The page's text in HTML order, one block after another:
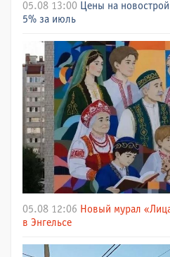
05.08 13:00 Цены на
5% за июль
05.08 12:06 Новый мурал
в Энгельсе